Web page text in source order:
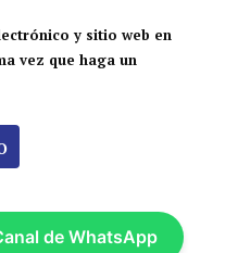
y sitio web en
vez que haga un
de WhatsApp